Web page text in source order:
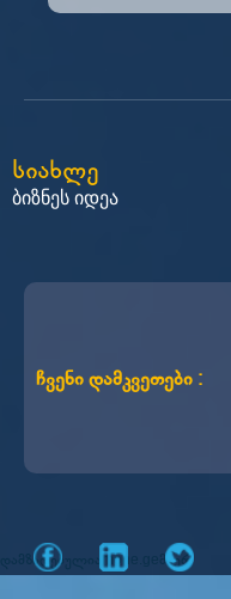
სიახლე
ბიზნეს იდეა
ჩვენი დამკვეთები :
დამზადებულია mone.ge მიერ